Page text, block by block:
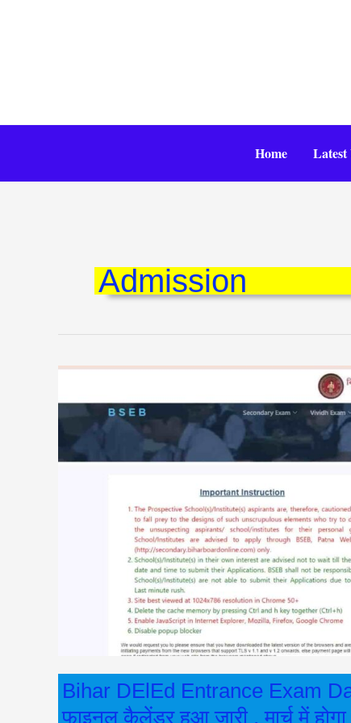
Home Latest
Admission
Bihar DElEd Entrance Exam
फाइनल कैलेंडर हुआ जारी , मार्च में होगा
Bihar
Date
मार्च